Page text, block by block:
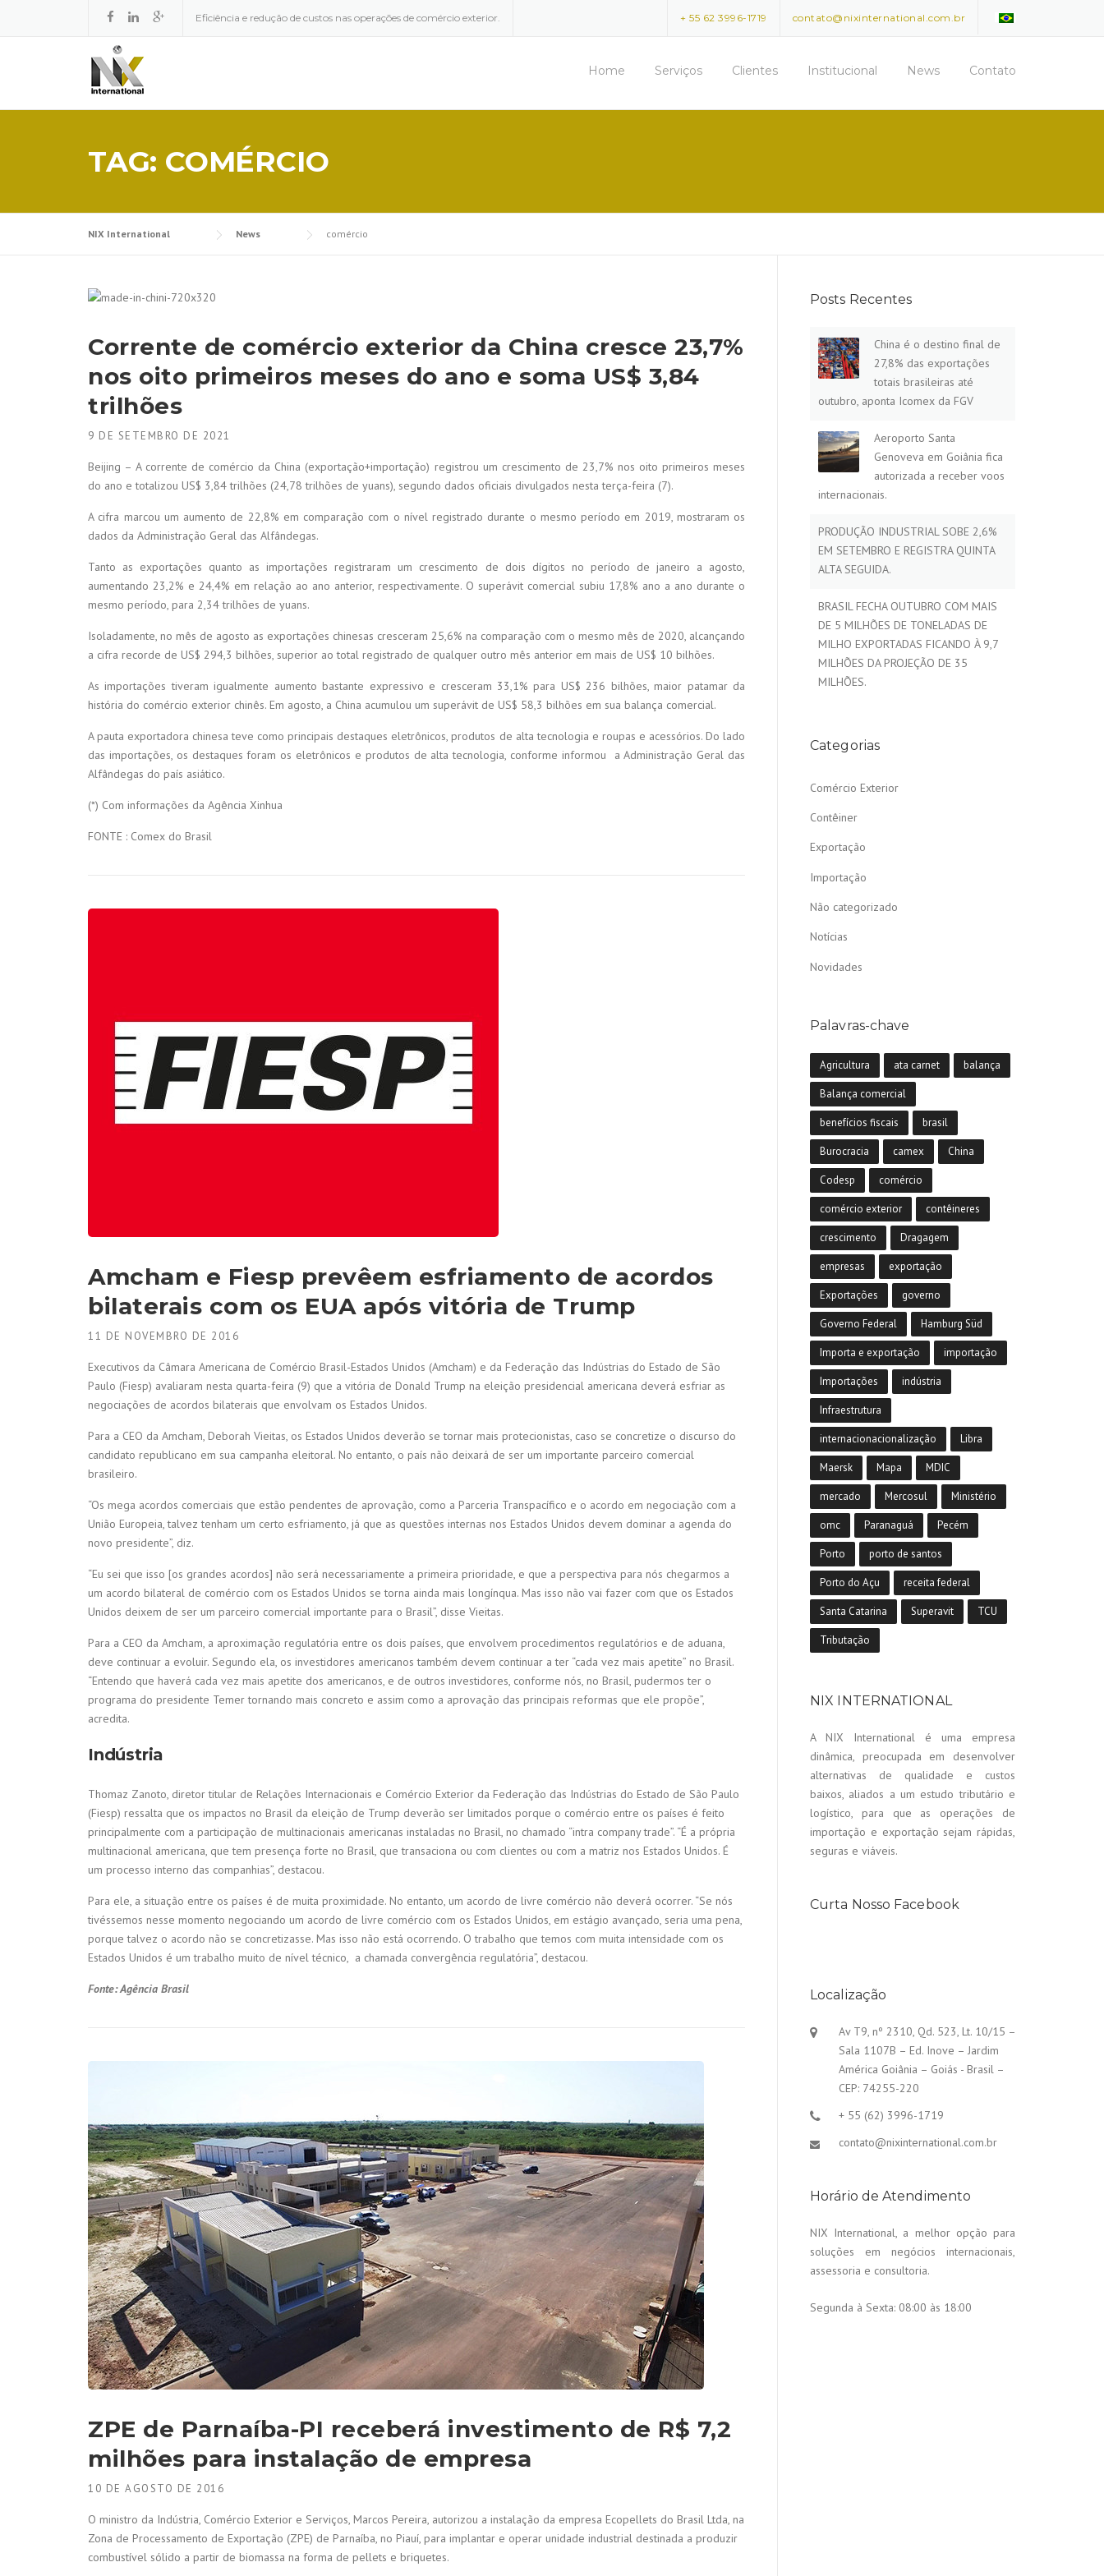
Eficiência e redução de custos nas operações de comércio exterior. contato@nixinternational.com.br
+ 55 62 3996-1719
Home Serviços Clientes Institucional News Contato
TAG: COMÉRCIO
NIX International News comércio
Corrente de comércio exterior da China cresce 23,7%
nos oito primeiros meses do ano e soma US$ 3,84
trilhões
9 DE SETEMBRO DE 2021
Beijing – A corrente de comércio da China (exportação+importação) registrou um crescimento de 23,7% nos oito primeiros meses
do ano e totalizou US$ 3,84 trilhões (24,78 trilhões de yuans), segundo dados oficiais divulgados nesta terça-feira (7).
A cifra marcou um aumento de 22,8% em comparação com o nível registrado durante o mesmo período em 2019, mostraram os
dados da Administração Geral das Alfândegas.
Tanto as exportações quanto as importações registraram um crescimento de dois dígitos no período de janeiro a agosto,
aumentando 23,2% e 24,4% em relação ao ano anterior, respectivamente. O superávit comercial subiu 17,8% ano a ano durante o
mesmo período, para 2,34 trilhões de yuans.
Isoladamente, no mês de agosto as exportações chinesas cresceram 25,6% na comparação com o mesmo mês de 2020, alcançando
a cifra recorde de US$ 294,3 bilhões, superior ao total registrado de qualquer outro mês anterior em mais de US$ 10 bilhões.
As importações tiveram igualmente aumento bastante expressivo e cresceram 33,1% para US$ 236 bilhões, maior patamar da
história do comércio exterior chinês. Em agosto, a China acumulou um superávit de US$ 58,3 bilhões em sua balança comercial.
A pauta exportadora chinesa teve como principais destaques eletrônicos, produtos de alta tecnologia e roupas e acessórios. Do lado
das importações, os destaques foram os eletrônicos e produtos de alta tecnologia, conforme informou a Administração Geral das
Alfândegas do país asiático.
(*) Com informações da Agência Xinhua
FONTE : Comex do Brasil
Amcham e Fiesp prevêem esfriamento de acordos
bilaterais com os EUA após vitória de Trump
11 DE NOVEMBRO DE 2016
Executivos da Câmara Americana de Comércio Brasil-Estados Unidos (Amcham) e da Federação das Indústrias do Estado de São
Paulo (Fiesp) avaliaram nesta quarta-feira (9) que a vitória de Donald Trump na eleição presidencial americana deverá esfriar as
negociações de acordos bilaterais que envolvam os Estados Unidos.
Para a CEO da Amcham, Deborah Vieitas, os Estados Unidos deverão se tornar mais protecionistas, caso se concretize o discurso do
candidato republicano em sua campanha eleitoral. No entanto, o país não deixará de ser um importante parceiro comercial
brasileiro.
“Os mega acordos comerciais que estão pendentes de aprovação, como a Parceria Transpacífico e o acordo em negociação com a
União Europeia, talvez tenham um certo esfriamento, já que as questões internas nos Estados Unidos devem dominar a agenda do
novo presidente”, diz.
“Eu sei que isso [os grandes acordos] não será necessariamente a primeira prioridade, e que a perspectiva para nós chegarmos a
um acordo bilateral de comércio com os Estados Unidos se torna ainda mais longínqua. Mas isso não vai fazer com que os Estados
Unidos deixem de ser um parceiro comercial importante para o Brasil”, disse Vieitas.
Para a CEO da Amcham, a aproximação regulatória entre os dois países, que envolvem procedimentos regulatórios e de aduana,
deve continuar a evoluir. Segundo ela, os investidores americanos também devem continuar a ter “cada vez mais apetite” no Brasil.
“Entendo que haverá cada vez mais apetite dos americanos, e de outros investidores, conforme nós, no Brasil, pudermos ter o
programa do presidente Temer tornando mais concreto e assim como a aprovação das principais reformas que ele propõe”,
acredita.
Indústria
Thomaz Zanoto, diretor titular de Relações Internacionais e Comércio Exterior da Federação das Indústrias do Estado de São Paulo
(Fiesp) ressalta que os impactos no Brasil da eleição de Trump deverão ser limitados porque o comércio entre os países é feito
principalmente com a participação de multinacionais americanas instaladas no Brasil, no chamado “intra company trade”. “É a própria
multinacional americana, que tem presença forte no Brasil, que transaciona ou com clientes ou com a matriz nos Estados Unidos. É
um processo interno das companhias”, destacou.
Para ele, a situação entre os países é de muita proximidade. No entanto, um acordo de livre comércio não deverá ocorrer. “Se nós
tivéssemos nesse momento negociando um acordo de livre comércio com os Estados Unidos, em estágio avançado, seria uma pena,
porque talvez o acordo não se concretizasse. Mas isso não está ocorrendo. O trabalho que temos com muita intensidade com os
Estados Unidos é um trabalho muito de nível técnico, a chamada convergência regulatória”, destacou.
Fonte: Agência Brasil
ZPE de Parnaíba-PI receberá investimento de R$ 7,2
milhões para instalação de empresa
10 DE AGOSTO DE 2016
O ministro da Indústria, Comércio Exterior e Serviços, Marcos Pereira, autorizou a instalação da empresa Ecopellets do Brasil Ltda, na
Zona de Processamento de Exportação (ZPE) de Parnaíba, no Piauí, para implantar e operar unidade industrial destinada a produzir
combustível sólido a partir de biomassa na forma de pellets e briquetes.
Posts Recentes
China é o destino final de
27,8% das exportações
totais brasileiras até
outubro, aponta Icomex da FGV
Aeroporto Santa
Genoveva em Goiânia fica
autorizada a receber voos
internacionais.
PRODUÇÃO INDUSTRIAL SOBE 2,6%
EM SETEMBRO E REGISTRA QUINTA
ALTA SEGUIDA.
BRASIL FECHA OUTUBRO COM MAIS
DE 5 MILHÕES DE TONELADAS DE
MILHO EXPORTADAS FICANDO À 9,7
MILHÕES DA PROJEÇÃO DE 35
MILHÕES.
Categorias
Comércio Exterior
Contêiner
Exportação
Importação
Não categorizado
Notícias
Novidades
Palavras-chave
Agricultura ata carnet balança
Balança comercial
benefícios fiscais brasil
Burocracia camex China
Codesp comércio
comércio exterior contêineres
crescimento Dragagem
empresas exportação
Exportações governo
Governo Federal Hamburg Süd
Importa e exportação importação
Importações indústria
Infraestrutura
internacionacionalização Libra
Maersk Mapa MDIC
mercado Mercosul Ministério
omc Paranaguá Pecém
Porto porto de santos
Porto do Açu receita federal
Santa Catarina Superavit TCU
Tributação
NIX INTERNATIONAL
A NIX International é uma empresa
dinâmica, preocupada em desenvolver
alternativas de qualidade e custos
baixos, aliados a um estudo tributário e
logístico, para que as operações de
importação e exportação sejam rápidas,
seguras e viáveis.
Curta Nosso Facebook
Localização
Av T9, nº 2310, Qd. 523, Lt. 10/15 –
Sala 1107B – Ed. Inove – Jardim
América Goiânia – Goiás - Brasil –
CEP: 74255-220
+ 55 (62) 3996-1719
contato@nixinternational.com.br
Horário de Atendimento
NIX International, a melhor opção para
soluções em negócios internacionais,
assessoria e consultoria.
Segunda à Sexta: 08:00 às 18:00